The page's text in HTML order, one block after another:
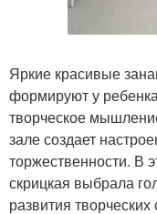
Яркие красивые
формируют у
творческое
зале создает
торжественности. В
скрицкая выбрала
развития